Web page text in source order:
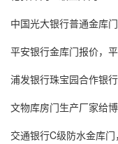
中国光大银行普通金库
平安银行金库门报价，
浦发银行珠宝园合作银
文物库房门生产厂家给
交通银行C级防水金库